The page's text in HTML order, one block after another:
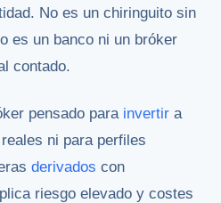
No es un chiringuito sin
es un banco ni un bróker
contado.
pensado para invertir a
ni para perfiles
derivados con
riesgo elevado y costes